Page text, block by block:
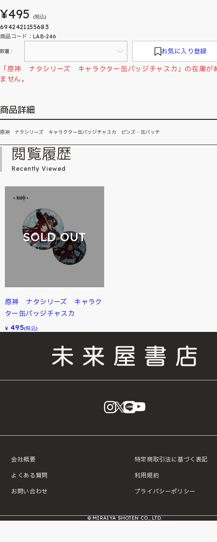
¥495 (税込)
6942421155683
商品コード：LAB-246
数量： お気に入り登録
「原神 ナタシリーズ キャラクター缶バッジチャスカ」の在庫が
ません。
商品詳細
原神 ナタシリーズ キャラクター缶バッジチャスカ ピンズ・缶バッチ
閲覧履歴
Recently Viewed
SOLD OUT
原神 ナタシリーズ キャラク
ター缶バッジチャスカ
¥ 495(税込)
instagram
X LINE
会社概要
よくある質問
お問い合わせ
特定商取引法に基づく表記
利用規約
プライバシーポリシー
© MIRAIYA SHOTEN CO., LTD.